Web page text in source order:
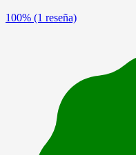
100% (1 reseña)